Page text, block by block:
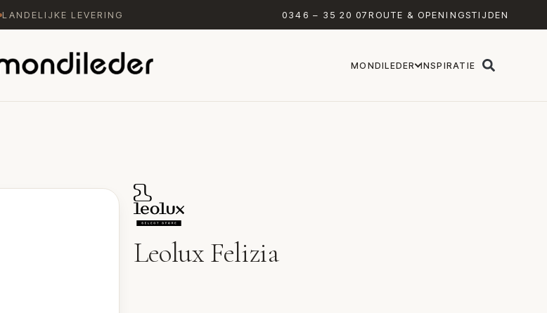
LANDELIJKE LEVERING 0346 – 35 20 07ROUTE & OPENINGSTIJDEN
MONDILEDER INSPIRATIE
Leolux Felizia